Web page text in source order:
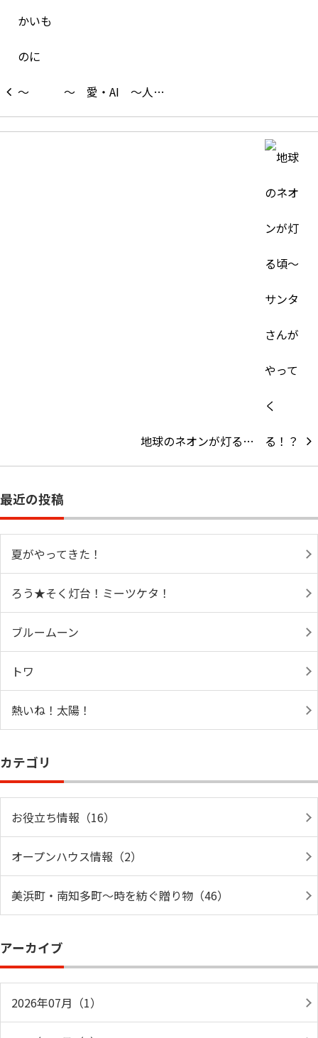
～ 愛・AI ～人…
地球のネオンが灯る…
最近の投稿
夏がやってきた！
ろう★そく灯台！ミーツケタ！
ブルームーン
トワ
熱いね！太陽！
カテゴリ
お役立ち情報（16）
オープンハウス情報（2）
美浜町・南知多町～時を紡ぐ贈り物（46）
アーカイブ
2026年07月（1）